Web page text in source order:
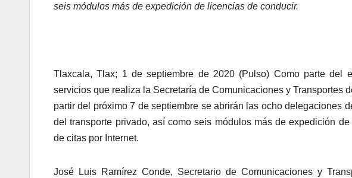
seis módulos más de expedición de licencias de conducir.
Tlaxcala, Tlax; 1 de septiembre de 2020 (Pulso) Como parte del
servicios que realiza la Secretaría de Comunicaciones y Transportes
partir del próximo 7 de septiembre se abrirán las ocho delegaciones
del transporte privado, así como seis módulos más de expedición
de citas por Internet.
José Luis Ramírez Conde, Secretario de Comunicaciones y